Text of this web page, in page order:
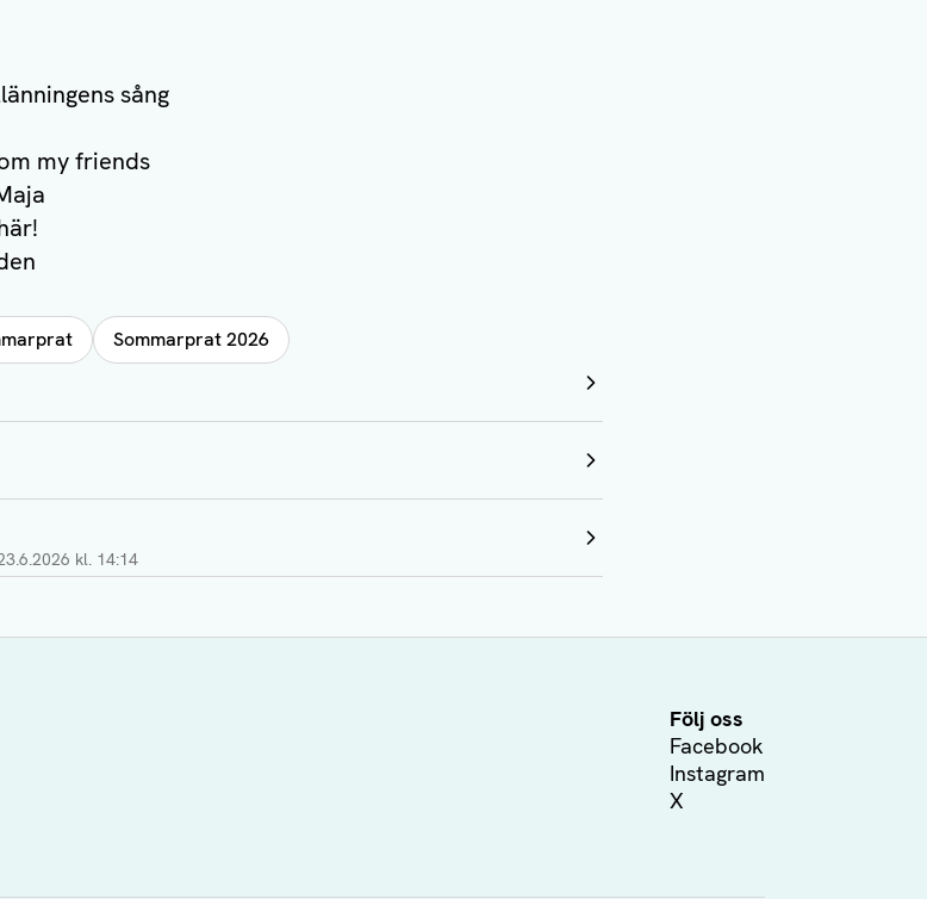
sång
my friends
Sommarprat 2026
kl. 14:14
Följ oss
Facebook
Instagram
X